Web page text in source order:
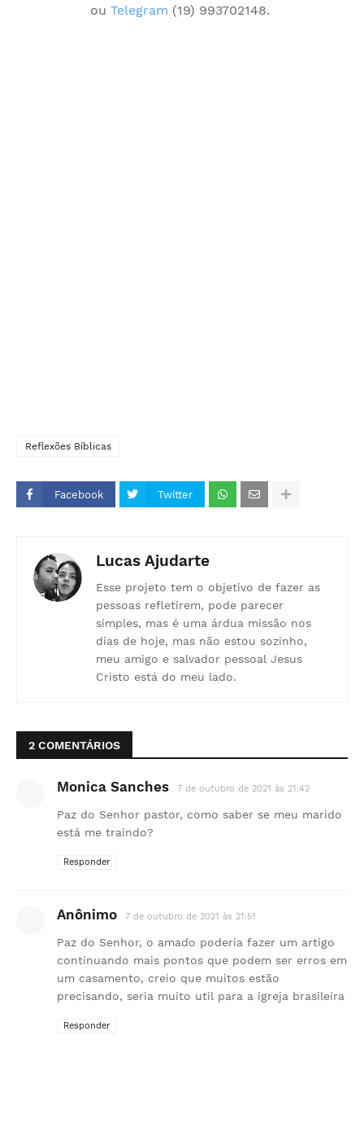
ou Telegram (19) 993702148.
Reflexões Bíblicas
Facebook Twitter
Lucas Ajudarte
Esse projeto tem o objetivo de fazer as
pessoas refletirem, pode parecer
simples, mas é uma árdua missão nos
dias de hoje, mas não estou sozinho,
meu amigo e salvador pessoal Jesus
Cristo está do meu lado.
2 COMENTÁRIOS
Monica Sanches 7 de outubro de 2021 às 21:42
Paz do Senhor pastor, como saber se meu marido
está me traindo?
Responder
Anônimo 7 de outubro de 2021 às 21:51
Paz do Senhor, o amado poderia fazer um artigo
continuando mais pontos que podem ser erros em
um casamento, creio que muitos estão
precisando, seria muito util para a igreja brasileira
Responder